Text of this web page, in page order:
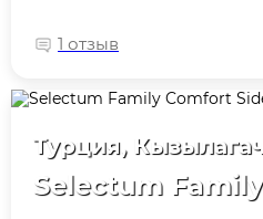
1 отзыв
Турция,
Selectum